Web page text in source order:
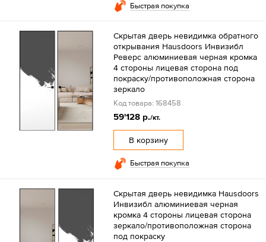
Быстрая покупка
Скрытая дверь невидимка обратного
открывания Hausdoors Инвизибл
Реверс алюминиевая черная кромка
4 стороны лицевая сторона под
покраску/противоположная сторона
зеркало
Код товара: 168458
59'128 р./кт.
В корзину
Быстрая покупка
Скрытая дверь невидимка Hausdoors
Инвизибл алюминиевая черная
кромка 4 стороны лицевая сторона
зеркало/противоположная сторона
под покраску